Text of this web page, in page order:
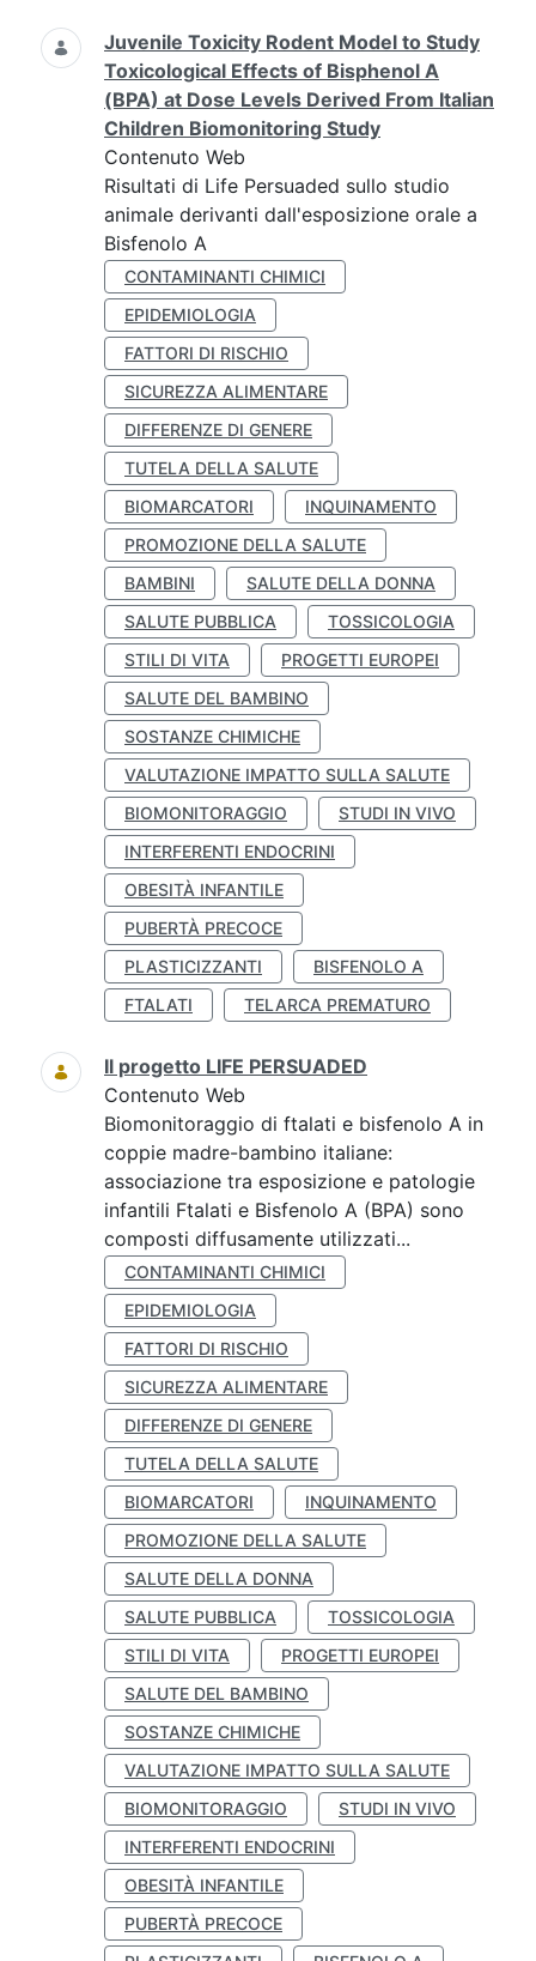
Juvenile Toxicity Rodent Model to Study
Toxicological Effects of Bisphenol A
(BPA) at Dose Levels Derived From Italian
Children Biomonitoring Study
Contenuto Web
Risultati di Life Persuaded sullo studio
animale derivanti dall'esposizione orale a
Bisfenolo A
CONTAMINANTI CHIMICI
EPIDEMIOLOGIA
FATTORI DI RISCHIO
SICUREZZA ALIMENTARE
DIFFERENZE DI GENERE
TUTELA DELLA SALUTE
BIOMARCATORI
INQUINAMENTO
PROMOZIONE DELLA SALUTE
BAMBINI
SALUTE DELLA DONNA
SALUTE PUBBLICA
TOSSICOLOGIA
STILI DI VITA
PROGETTI EUROPEI
SALUTE DEL BAMBINO
SOSTANZE CHIMICHE
VALUTAZIONE IMPATTO SULLA SALUTE
BIOMONITORAGGIO
STUDI IN VIVO
INTERFERENTI ENDOCRINI
OBESITÀ INFANTILE
PUBERTÀ PRECOCE
PLASTICIZZANTI
BISFENOLO A
FTALATI
TELARCA PREMATURO
Il progetto LIFE PERSUADED
Contenuto Web
Biomonitoraggio di ftalati e bisfenolo A in
coppie madre-bambino italiane:
associazione tra esposizione e patologie
infantili Ftalati e Bisfenolo A (BPA) sono
composti diffusamente utilizzati...
CONTAMINANTI CHIMICI
EPIDEMIOLOGIA
FATTORI DI RISCHIO
SICUREZZA ALIMENTARE
DIFFERENZE DI GENERE
TUTELA DELLA SALUTE
BIOMARCATORI
INQUINAMENTO
PROMOZIONE DELLA SALUTE
SALUTE DELLA DONNA
SALUTE PUBBLICA
TOSSICOLOGIA
STILI DI VITA
PROGETTI EUROPEI
SALUTE DEL BAMBINO
SOSTANZE CHIMICHE
VALUTAZIONE IMPATTO SULLA SALUTE
BIOMONITORAGGIO
STUDI IN VIVO
INTERFERENTI ENDOCRINI
OBESITÀ INFANTILE
PUBERTÀ PRECOCE